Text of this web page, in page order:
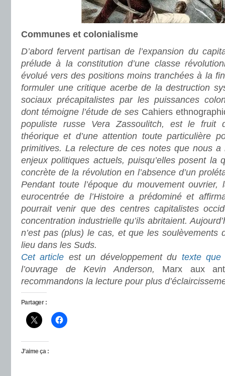
Communes et colonialisme
D’abord fervent partisan de l’expansion du
prélude à la constitution d’une classe
évolué vers des positions moins tranchées à la
formuler une critique acerbe de la destruction
sociaux précapitalistes par les puissances
dont témoigne l’étude de ses Cahiers
populiste russe Vera Zassoulitch, est le fruit
théorique et d’une attention toute particulière
primitives. La relecture de ces notes que nous a
enjeux politiques actuels, puisqu’elles posent la
concrète de la révolution en l’absence d’un
Pendant toute l’époque du mouvement
eurocentrée de l’Histoire a prédominé et
pourrait venir que des centres capitalistes
concentration industrielle qu’ils abritaient.
n’est pas (plus) le cas, et que les soulèvements
lieu dans les Suds.
Cet article est un développement du texte que
l’ouvrage de Kevin Anderson, Marx aux
recommandons la lecture pour plus
Partager :
J’aime ça :